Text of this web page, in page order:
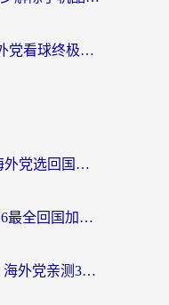
PP体育国外地域限制？海外党看球终极方案：从欧洲杯到奥运会，中文解说不卡顿！
ChickCN和章鱼哪个好？海外党选回国加速器的3个关键维度 + 实用避坑指南
中国VPN评测：海外党2026最全回国加速器选择指南，告别地区限制不踩坑
雷神手游和hi龟龟好用吗？海外党亲测3款回国加速器，教你选对国外到国内加速器